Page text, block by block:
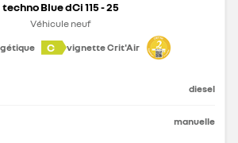
techno Blue dCi 115 - 25
Véhicule neuf
C vignette Crit'Air
diesel
manuelle